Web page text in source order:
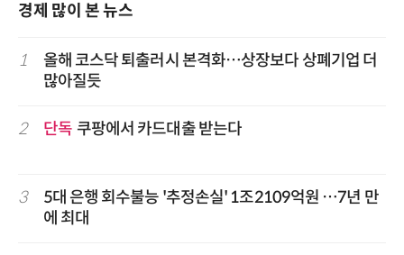
경제 많이 본 뉴스
1
올해 코스닥 퇴출러시 본격화…상장보다 상폐기업 더
많아질듯
2 단독 쿠팡에서 카드대출 받는다
3
5대 은행 회수불능 '추정손실' 1조2109억원 …7년 만
에 최대